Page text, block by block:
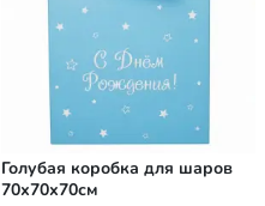
Голубая коробка для шаров
70х70х70см